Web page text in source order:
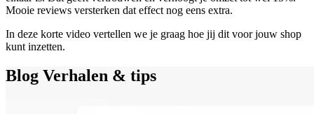
Mooie reviews versterken dat effect nog eens extra.
In deze korte video vertellen we je graag hoe jij dit voor jouw shop
kunt inzetten.
Blog Verhalen & tips